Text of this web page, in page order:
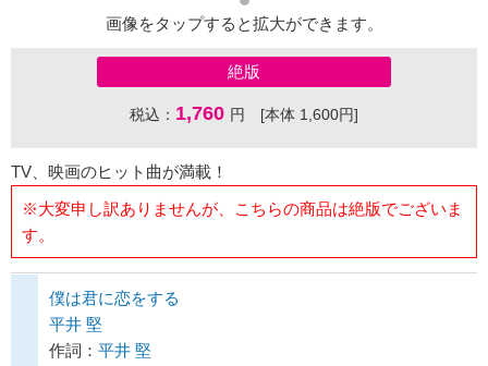
画像をタップすると拡大ができます。
絶版
税込： 1,760 円 [本体 1,600円]
TV、映画のヒット曲が満載！
※大変申し訳ありませんが、こちらの商品は絶版でございま
す。
僕は君に恋をする
平井 堅
作詞： 平井 堅